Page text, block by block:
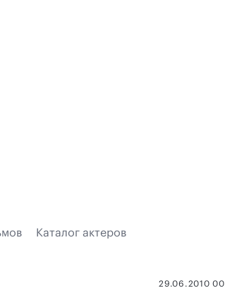
Каталог актеров
29.06.2010